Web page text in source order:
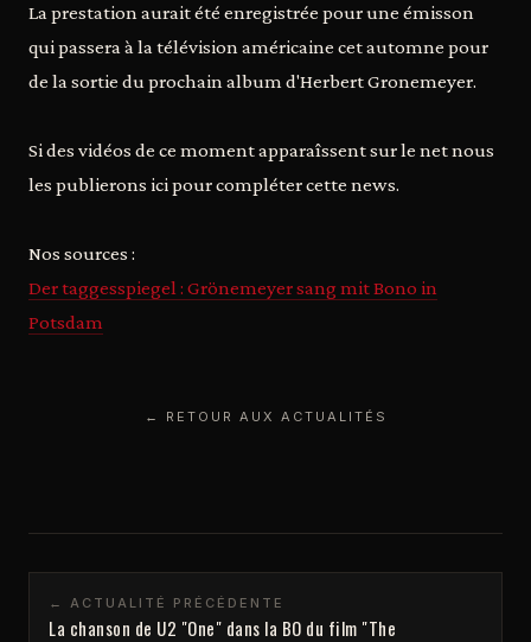
La prestation aurait été enregistrée pour une émisson
qui passera à la télévision américaine cet automne pour
de la sortie du prochain album d'Herbert Gronemeyer.
Si des vidéos de ce moment apparaîssent sur le net nous
les publierons ici pour compléter cette news.
Nos sources :
Der taggesspiegel : Grönemeyer sang mit Bono in
Potsdam
← RETOUR AUX ACTUALITÉS
← ACTUALITÉ PRÉCÉDENTE
La chanson de U2 "One" dans la BO du film "The